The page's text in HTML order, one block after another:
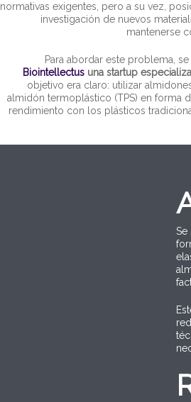
normativas exigentes, pero a su vez,
investigación de nuevos
mantenerse
Para abordar este problema,
Biointellectusuna startup
objetivo era claro: utilizar
almidón termoplástico (TPS) en forma
rendimiento con los plásticos
Se